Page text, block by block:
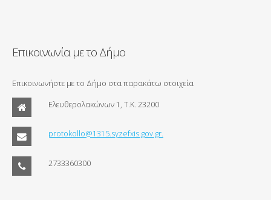
Επικοινωνία με το Δήμο
Επικοινωνήστε με το Δήμο στα παρακάτω στοιχεία
Ελευθερολακώνων 1, Τ.Κ. 23200
protokollo@1315.syzefxis.gov.gr.
2733360300